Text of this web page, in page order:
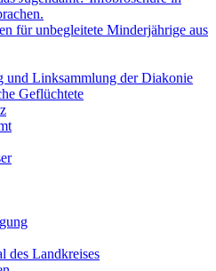
für unbegleitete Minderjährige aus
und Linksammlung der Diakonie
Geflüchtete
des Landkreises